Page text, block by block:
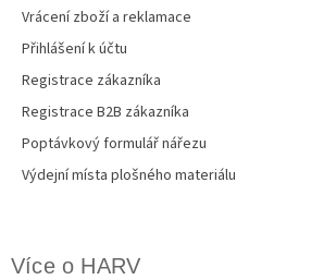
Vrácení zboží a reklamace
Přihlášení k účtu
Registrace zákazníka
Registrace B2B zákazníka
Poptávkový formulář nářezu
Výdejní místa plošného materiálu
Více o HARV